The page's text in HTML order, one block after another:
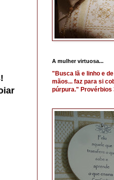
A mulher virtuosa...
"Busca lã e linho e
mãos... faz para si
púrpura." Provérbios